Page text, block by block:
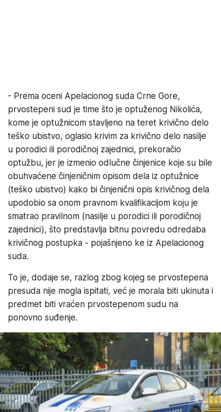
- Prema oceni Apelacionog suda Crne Gore,
prvostepeni sud je time što je optuženog Nikolića,
kome je optužnicom stavljeno na teret krivično delo
teško ubistvo, oglasio krivim za krivično delo nasilje
u porodici ili porodičnoj zajednici, prekoračio
optužbu, jer je izmenio odlučne činjenice koje su bile
obuhvaćene činjeničnim opisom dela iz optužnice
(teško ubistvo) kako bi činjenični opis krivičnog dela
upodobio sa onom pravnom kvalifikacijom koju je
smatrao pravilnom (nasilje u porodici ili porodičnoj
zajednici), što predstavlja bitnu povredu odredaba
krivičnog postupka - pojašnjeno ke iz Apelacionog
suda.
To je, dodaje se, razlog zbog kojeg se prvostepena
presuda nije mogla ispitati, već je morala biti ukinuta i
predmet biti vraćen prvostepenom sudu na
ponovno suđenje.